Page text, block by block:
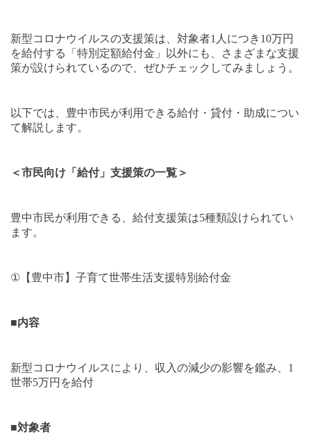
新型コロナウイルスの支援策は、対象者1 人につき 10万円
を給付する「特別定額給付金」以外にも、さまざまな支援
策が設けられているので、ぜひチェックしてみましょう。
以下では、豊中市民が利用できる給付・貸付・助成につい
て解説します。
＜市民向け「給付」支援策の一覧＞
豊中市民が利用できる、給付支援策は5種類設けられてい
ます。
① 【豊中市】子育て世帯生活支援特別給付金
■内容
新型コロナウイルスにより、収入の減少の影響を鑑み、 1
世帯5万円を給付
■対象者